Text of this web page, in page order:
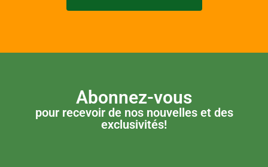
Abonnez-vous
pour recevoir de nos nouvelles et des
exclusivités!